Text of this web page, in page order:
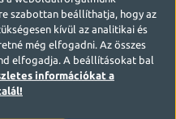
szabottan beállíthatja, hogy az
kívül az analitikai és
még elfogadni. Az összes
elfogadja. A beállításokat bal
információkat a